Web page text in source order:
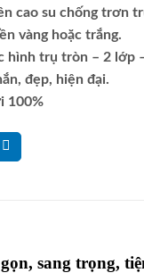
cao su chống trơn
vàng hoặc trắng.
hình trụ tròn – 2 lớp
đẹp, hiện đại.
100%
sang trọng,